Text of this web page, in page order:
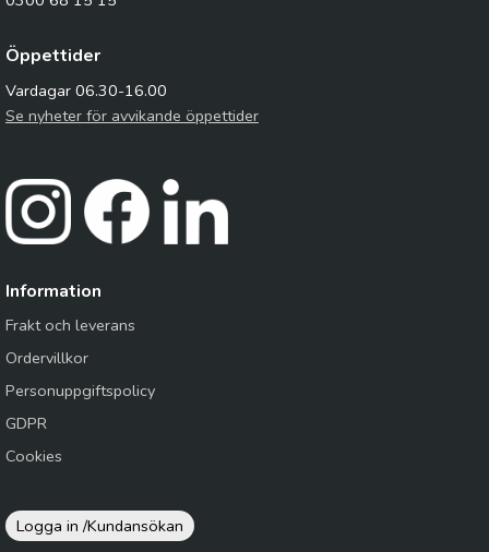
Öppettider
Vardagar 06.30-16.00
Se nyheter för avvikande öppettider
Information
Frakt och leverans
Ordervillkor
Personuppgiftspolicy
GDPR
Cookies
Logga in /Kundansökan